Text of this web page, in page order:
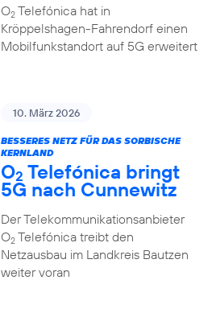
O2Telefónica hat in
Kröppelshagen-Fahrendorf einen
Mobilfunkstandort auf 5G erweitert
10. März 2026
BESSERES NETZ FÜR DAS SORBISCHE
KERNLAND
O2 Telefónica bringt
5G nach Cunnewitz
Der Telekommunikationsanbieter
O2Telefónica treibt den
Netzausbau im Landkreis Bautzen
weiter voran